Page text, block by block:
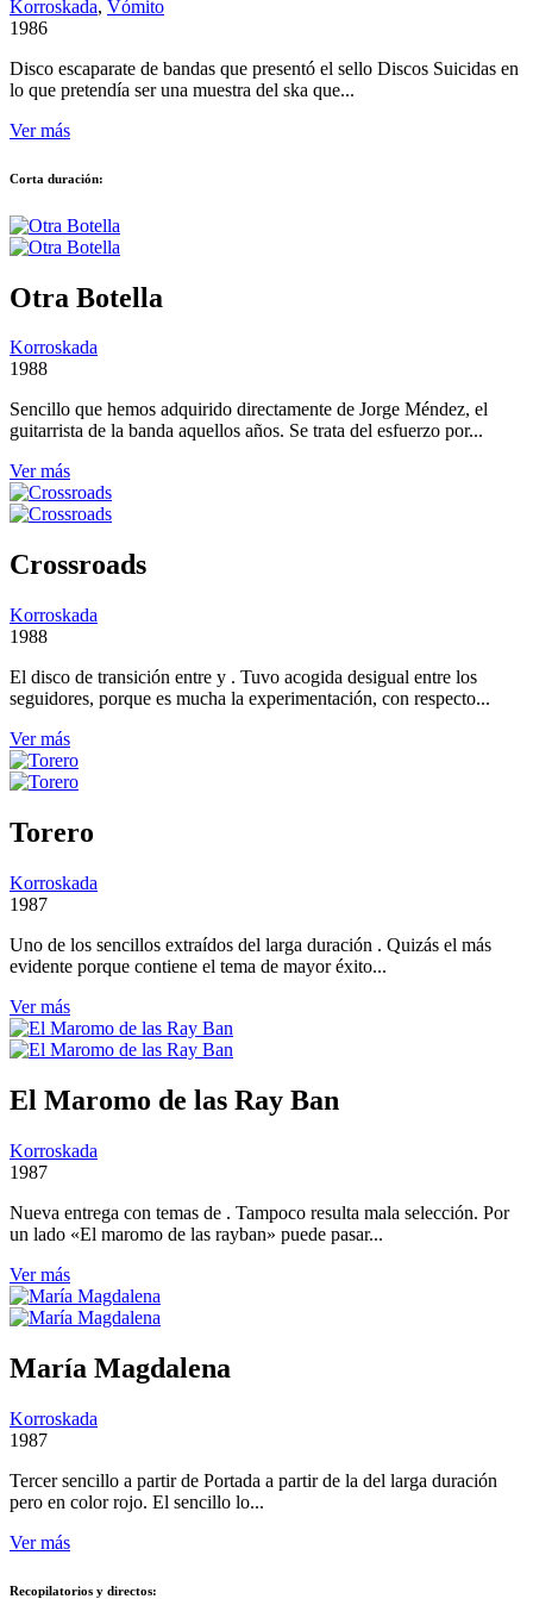
Korroskada, Vómito
1986
Disco escaparate de bandas que presentó el sello Discos Suicidas en
lo que pretendía ser una muestra del ska que...
Ver más
Corta duración:
Otra Botella
Korroskada
1988
Sencillo que hemos adquirido directamente de Jorge Méndez, el
guitarrista de la banda aquellos años. Se trata del esfuerzo por...
Ver más
Crossroads
Korroskada
1988
El disco de transición entre y . Tuvo acogida desigual entre los
seguidores, porque es mucha la experimentación, con respecto...
Ver más
Torero
Korroskada
1987
Uno de los sencillos extraídos del larga duración . Quizás el más
evidente porque contiene el tema de mayor éxito...
Ver más
El Maromo de las Ray Ban
Korroskada
1987
Nueva entrega con temas de . Tampoco resulta mala selección. Por
un lado «El maromo de las rayban» puede pasar...
Ver más
María Magdalena
Korroskada
1987
Tercer sencillo a partir de Portada a partir de la del larga duración
pero en color rojo. El sencillo lo...
Ver más
Recopilatorios y directos: